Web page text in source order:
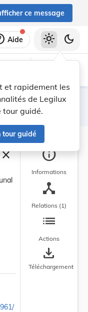
ce message
Aide
et rapidement les
de Legilux
tour guidé.
tour guidé
light_mode dark_mode
closeFermer la barre
info
Informations
device_hub
Relations (1)
list
Actions
save_alt
Téléchargement